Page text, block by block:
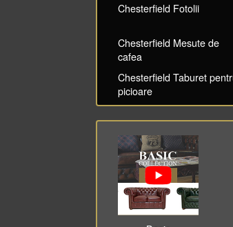
Chesterfield Fotolii
Chesterfield Mesute de
cafea
Chesterfield Taburet
picioare